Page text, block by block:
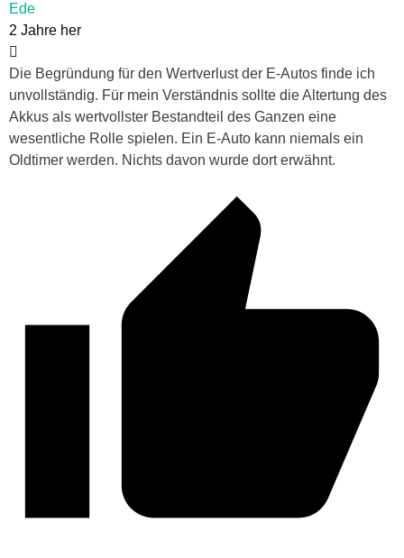
Ede
2 Jahre her
Die Begründung für den Wertverlust der E-Autos finde ich
unvollständig. Für mein Verständnis sollte die Altertung des
Akkus als wertvollster Bestandteil des Ganzen eine
wesentliche Rolle spielen. Ein E-Auto kann niemals ein
Oldtimer werden. Nichts davon wurde dort erwähnt.